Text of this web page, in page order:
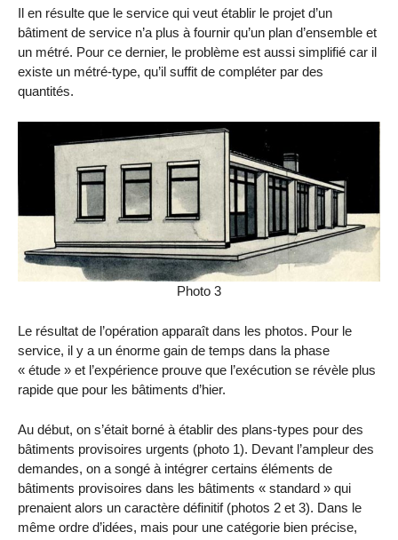
Il en résulte que le service qui veut établir le projet d’un
bâtiment de service n’a plus à fournir qu’un plan d’ensemble et
un métré. Pour ce dernier, le problème est aussi simplifié car il
existe un métré-type, qu’il suffit de compléter par des
quantités.
Photo 3
Le résultat de l’opération apparaît dans les photos. Pour le
service, il y a un énorme gain de temps dans la phase
« étude » et l’expérience prouve que l’exécution se révèle plus
rapide que pour les bâtiments d’hier.
Au début, on s’était borné à établir des plans-types pour des
bâtiments provisoires urgents (photo 1). Devant l’ampleur des
demandes, on a songé à intégrer certains éléments de
bâtiments provisoires dans les bâtiments « standard » qui
prenaient alors un caractère définitif (photos 2 et 3). Dans le
même ordre d’idées, mais pour une catégorie bien précise,